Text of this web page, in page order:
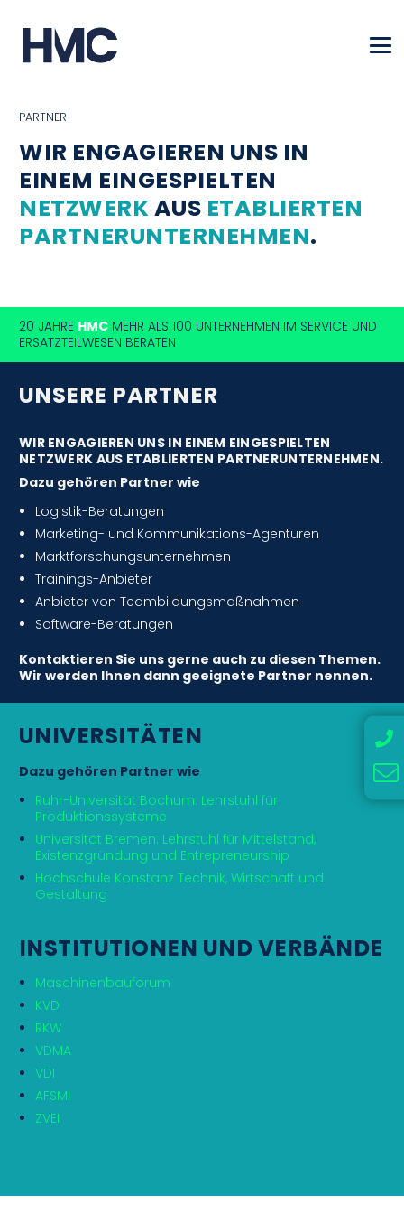
PARTNER
WIR ENGAGIEREN UNS IN
EINEM EINGESPIELTEN
NETZWERKAUS ETABLIERTEN
PARTNERUNTERNEHMEN.
20 JAHRE HMC MEHR ALS 100 UNTERNEHMEN IM SERVICE UND
ERSATZTEILWESEN BERATEN
UNSERE PARTNER
WIR ENGAGIEREN UNS IN EINEM EINGESPIELTEN
NETZWERK AUS ETABLIERTEN PARTNERUNTERNEHMEN.
Dazu gehören Partner wie
Logistik-Beratungen
Marketing- und Kommunikations-Agenturen
Marktforschungsunternehmen
Trainings-Anbieter
Anbieter von Teambildungsmaßnahmen
Software-Beratungen
Kontaktieren Sie uns gerne auch zu diesen Themen.
Wir werden Ihnen dann geeignete Partner nennen.
UNIVERSITÄTEN
Dazu gehören Partner wie
Ruhr-Universität Bochum: Lehrstuhl für
Produktionssysteme
Universität Bremen: Lehrstuhl für Mittelstand,
Existenzgründung und Entrepreneurship
Hochschule Konstanz Technik, Wirtschaft und
Gestaltung
INSTITUTIONEN UND VERBÄNDE
Maschinenbauforum
KVD
RKW
VDMA
VDI
AFSMI
ZVEI